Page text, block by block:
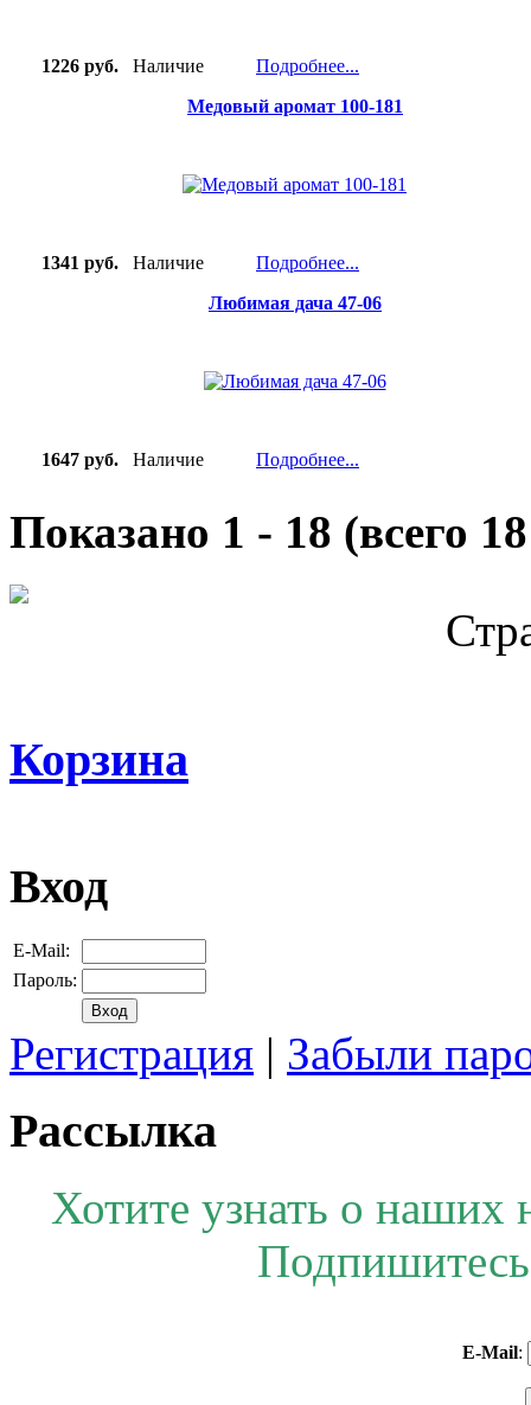
1226 руб. Наличие
Подробнее...
Медовый аромат 100-181
1341 руб. Наличие
Подробнее...
Любимая дача 47-06
1647 руб. Наличие Подробнее...
Показано 1 - 18 (всего 18
Корзина
Вход
E-Mail:
Пароль:
Регистрация | Забыли
Рассылка
Хотите узнать о наших
E-Mail: